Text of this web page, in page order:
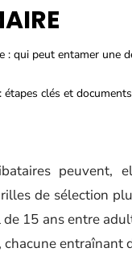
: qui peut entamer une
étapes clés et
peuvent,
de sélection
de 15 ans entre
chacune